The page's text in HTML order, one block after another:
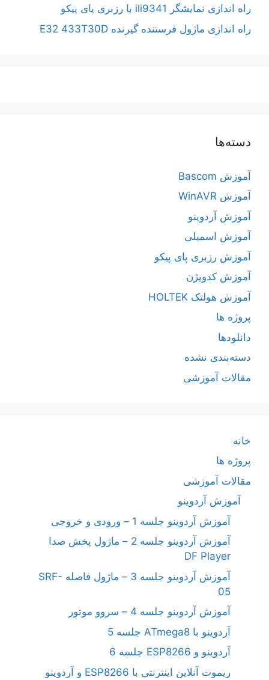
راه اندازی نمایشگر ili9341 با رزبری پای پیکو
راه اندازی ماژول فرستنده گیرنده E32 433T30D
دسته‌ها
آموزش Bascom
آموزش WinAVR
آموزش آردوینو
آموزش اسمبلی
آموزش رزبری پای پیکو
آموزش کدویژن
آموزش هولتک HOLTEK
پروژه ها
دانلودها
دسته‌بندی نشده
مقالات آموزشی
خانه
پروژه ها
مقالات آموزشی
آموزش آردوینو
آموزش آردوینو جلسه 1 – ورودی و خروجی
آموزش آردوینو جلسه 2 – ماژول پخش صدا
DF Player
آموزش آردوینو جلسه 3 – ماژول فاصله SRF-
05
آموزش آردوینو جلسه 4 – سروو موتور
آردوینو با ATmega8 جلسه 5
آردوینو و ESP8266 جلسه 6
ریموت آنلاین اینترنتی با ESP8266 و آردوینو